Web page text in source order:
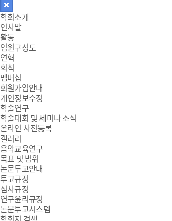
주
메
뉴
학회소개
인사말
활동
임원구성도
연혁
회칙
멤버십
회원가입안내
개인정보수정
학술연구
학술대회 및 세미나 소식
온라인 사전등록
갤러리
음악교육연구
목표 및 범위
논문투고안내
투고규정
심사규정
연구윤리규정
논문투고시스템